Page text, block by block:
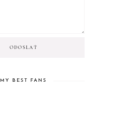
MY BEST FANS